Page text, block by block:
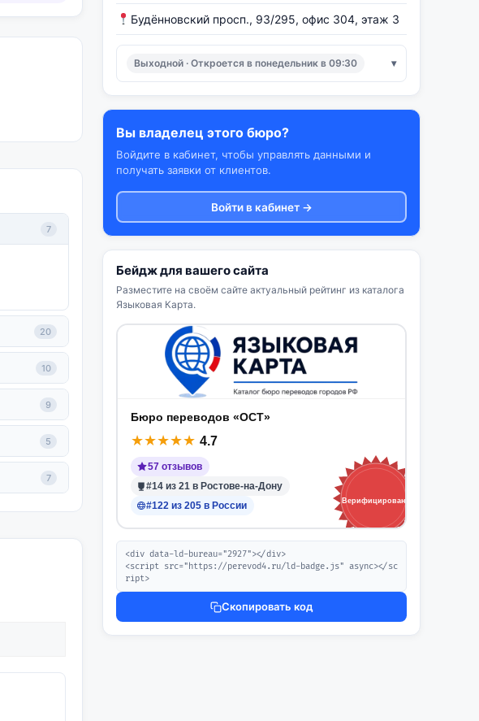
7
20
10
9
5
7
Будённовский просп., 93/295, офис 304, этаж 3
Выходной · Откроется в понедельник в 09:30
Вы владелец этого бюро?
Войдите в кабинет, чтобы управлять данными и
получать заявки от клиентов.
Войти в кабинет →
Бейдж для вашего сайта
Разместите на своём сайте актуальный рейтинг из каталога
Языковая Карта.
Бюро переводов «ОСТ»
★★★★★ 4.7
57 отзывов
#14 из 21 в Ростове-на-Дону
#122 из 205 в России
Верифицировано
<div data-ld-bureau="2927"></div>
<script src="https://perevod4.ru/ld-badge.js" async></sc
ript>
Скопировать код